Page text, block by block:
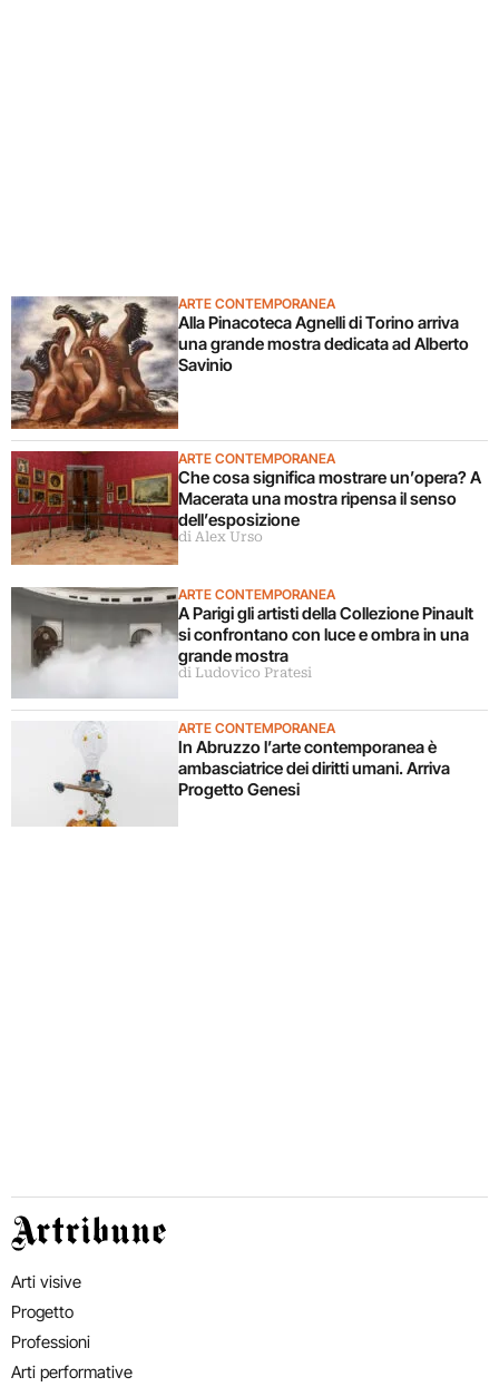
ARTE CONTEMPORANEA
Alla Pinacoteca Agnelli di Torino arriva
una grande mostra dedicata ad Alberto
Savinio
ARTE CONTEMPORANEA
Che cosa significa mostrare un’opera? A
Macerata una mostra ripensa il senso
dell’esposizione
di Alex Urso
ARTE CONTEMPORANEA
A Parigi gli artisti della Collezione Pinault
si confrontano con luce e ombra in una
grande mostra
di Ludovico Pratesi
ARTE CONTEMPORANEA
In Abruzzo l’arte contemporanea è
ambasciatrice dei diritti umani. Arriva
Progetto Genesi
Artribune
Arti visive
Progetto
Professioni
Arti performative